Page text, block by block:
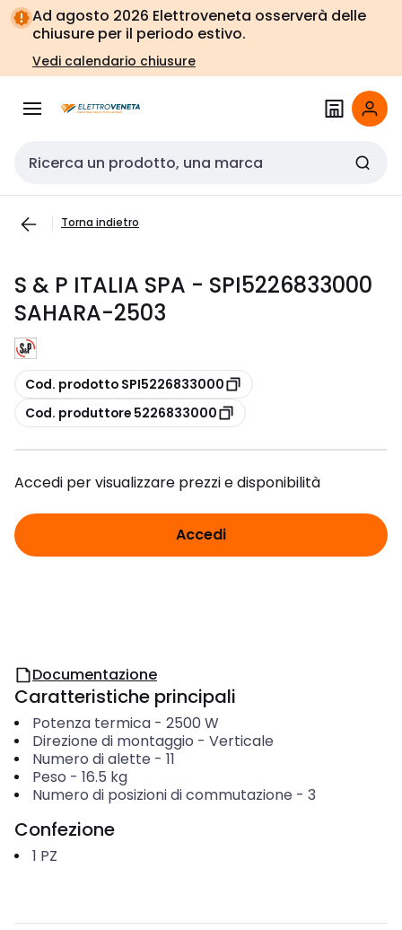
Vai alla
navigazione
Vai
alla
pagina
Ad agosto 2026 Elettroveneta osserverà delle
chiusure per il periodo estivo.
Vedi calendario chiusure
Cerca input
Torna indietro
S & P ITALIA SPA - SPI5226833000
SAHARA-2503
copia
Cod. prodotto SPI5226833000
copia
Cod. produttore 5226833000
Accedi per visualizzare prezzi e disponibilità
Accedi
Documentazione
Caratteristiche principali
Potenza termica- 2500 W
Direzione di montaggio - Verticale
Numero di alette - 11
Peso - 16.5 kg
Numero di posizioni di commutazione - 3
Confezione
1 PZ